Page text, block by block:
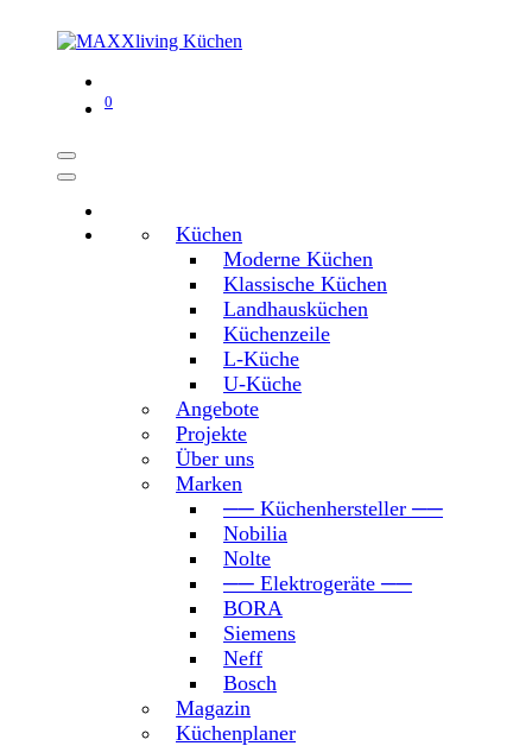
0
Küchen
Moderne Küchen
Klassische Küchen
Landhausküchen
Küchenzeile
L-Küche
U-Küche
Angebote
Projekte
Über uns
Marken
── Küchenhersteller ──
Nobilia
Nolte
── Elektrogeräte ──
BORA
Siemens
Neff
Bosch
Magazin
Küchenplaner